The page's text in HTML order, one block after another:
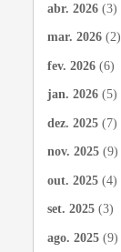
abr. 2026 (3)
mar. 2026 (2)
fev. 2026 (6)
jan. 2026 (5)
dez. 2025 (7)
nov. 2025 (9)
out. 2025 (4)
set. 2025 (3)
ago. 2025 (9)